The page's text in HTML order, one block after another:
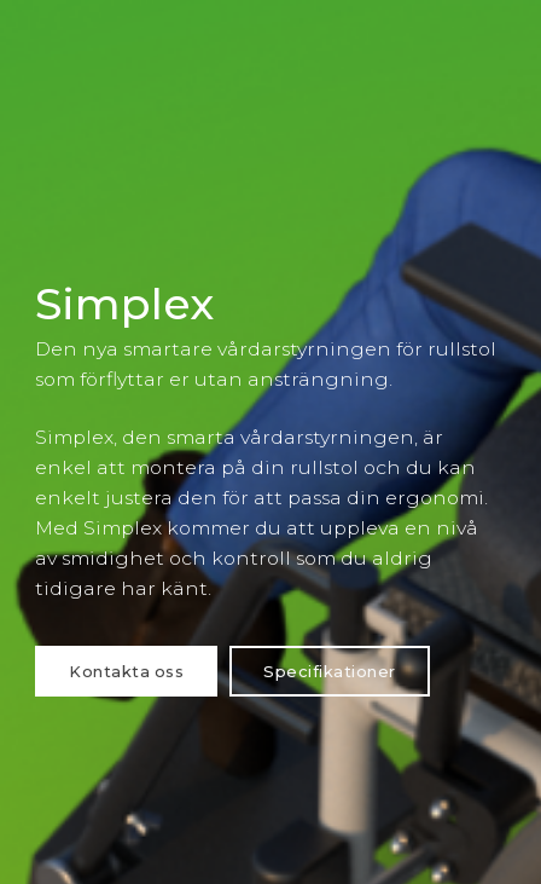
Simplex
Den nya smartare vårdarstyrningen för rullstol
som förflyttar er utan ansträngning.
Simplex, den smarta vårdarstyrningen, är
enkel att montera på din rullstol och du kan
enkelt justera den för att passa din ergonomi.
Med Simplex kommer du att uppleva en nivå
av smidighet och kontroll som du aldrig
tidigare har känt.
Kontakta oss Specifikationer